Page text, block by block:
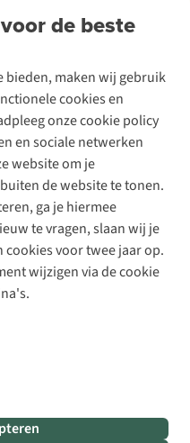
de beste
bieden, maken wij gebruik
cookies en
onze cookie policy
en sociale netwerken
website om je
de website te tonen.
ga je hiermee
te vragen, slaan wij je
voor twee jaar op.
wijzigen via de cookie
us
Algemene voorwaarden